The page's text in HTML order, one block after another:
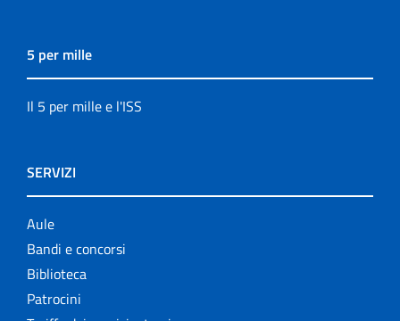
5 per mille
Il 5 per mille e l'ISS
SERVIZI
Aule
Bandi e concorsi
Biblioteca
Patrocini